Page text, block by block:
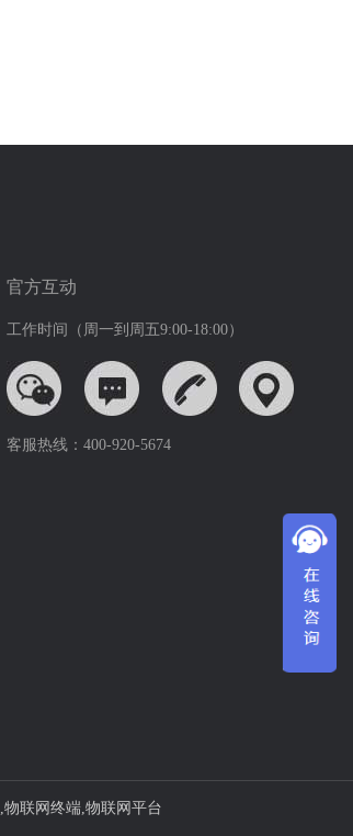
官方互动
工作时间（周一到周五9:00-18:00）
客服热线：400-920-5674
,物联网终端,物联网平台